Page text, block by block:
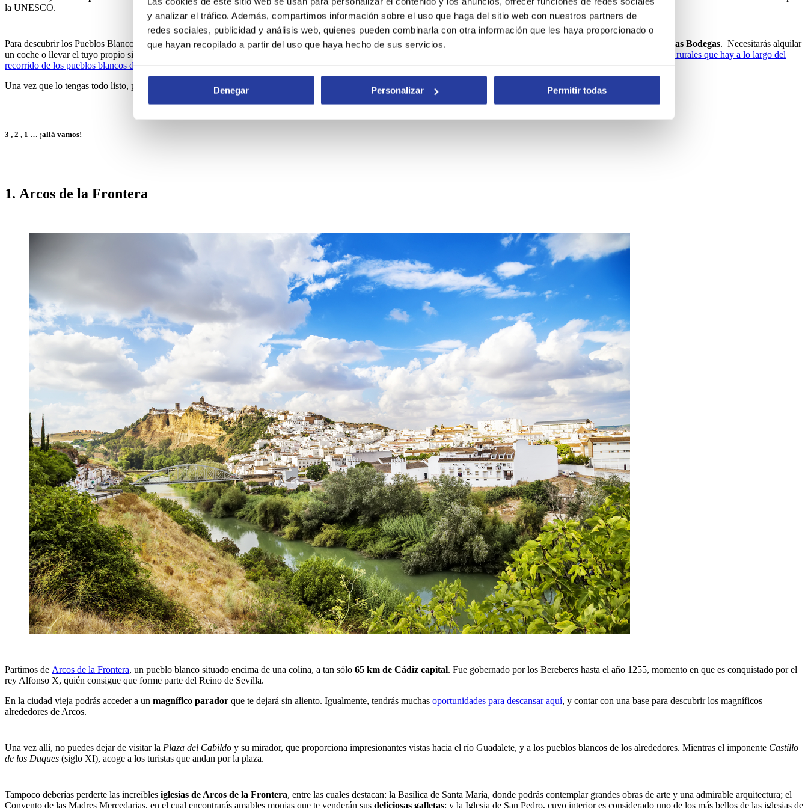
y analizar el tráfico. Además, compartimos información sobre el uso que haga del sitio web con nuestros partners de
redes sociales, publicidad y análisis web, quienes pueden combinarla con otra información que les haya proporcionado o
que hayan recopilado a partir del uso que haya hecho de sus servicios.
Denegar Personalizar Permitir todas
la UNESCO.
Para descubrir los Pueblos Blancos, te proponemos una ruta de 145 km que comienza en el pueblo de Arcos de la Frontera, Setenil de las Bodegas. Necesitarás alquilar
un coche o llevar el tuyo propio si deseas admirar la belleza de esta propuesta, además de un lugar en el que descansar. Te recomendamos relajarte y pasar las noches en
las casas rurales que hay a lo largo del
recorrido de los pueblos blancos de Cádiz.
Una vez que lo tengas todo listo, prepárate para embriagarte de la historia de los Pueblos Blancos, y conocer sus secretos.
3 , 2 , 1 … ¡allá vamos!
1. Arcos de la Frontera
Partimos de Arcos de la Frontera, un pueblo blanco situado encima de una colina, a tan sólo 65 km de Cádiz capital. Fue gobernado por los Bereberes hasta el año 1255, momento en que es conquistado por el
rey Alfonso X, quién consigue que forme parte del Reino de Sevilla.
En la ciudad vieja podrás acceder a un magnífico parador que te dejará sin aliento. Igualmente, tendrás muchas oportunidades para descansar aquí, y contar con una base para descubrir los magníficos
alrededores de Arcos.
Una vez allí, no puedes dejar de visitar la Plaza del Cabildo y su mirador, que proporciona impresionantes vistas hacia el río Guadalete, y a los pueblos blancos de los alrededores. Mientras el imponente Castillo
de los Duques (siglo XI), acoge a los turistas que andan por la plaza.
Tampoco deberías perderte las increíbles iglesias de Arcos de la Frontera, entre las cuales destacan: la Basílica de Santa María, donde podrás contemplar grandes obras de arte y una admirable arquitectura; el
Convento de las Madres Mercedarias, en el cual encontrarás amables monjas que te venderán sus deliciosas galletas; y la Iglesia de San Pedro, cuyo interior es considerado uno de los más bellos de las iglesias de